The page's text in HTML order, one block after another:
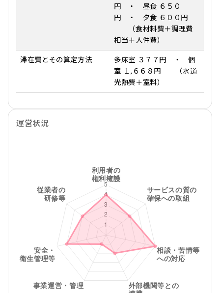
円 ・ 昼食 ６５０
円 ・ 夕食 ６００円
（食材料費＋調理費
相当＋人件費）
滞在費とその算定方法
多床室 ３７７円 ・ 個
室 １,６６８円 （水道
光熱費＋室料）
運営状況